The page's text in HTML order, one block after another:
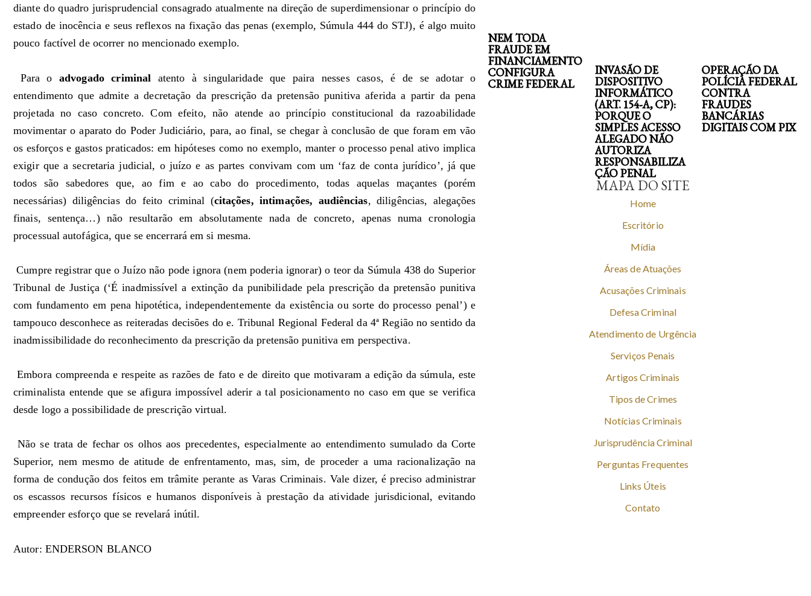
diante do quadro jurisprudencial consagrado atualmente na direção de superdimensionar o princípio do
estado de inocência e seus reflexos na fixação das penas (exemplo, Súmula 444 do STJ), é algo muito
pouco factível de ocorrer no mencionado exemplo.
Para oadvogado criminal atento à singularidade que paira nesses casos, é de se adotar o
entendimento que admite a decretação da prescrição da pretensão punitiva aferida a partir da pena
projetada no caso concreto. Com efeito, não atende ao princípio constitucional da razoabilidade
movimentar o aparato do Poder Judiciário, para, ao final, se chegar à conclusão de que foram em vão
os esforços e gastos praticados: em hipóteses como no exemplo, manter o processo penal ativo implica
exigir que a secretaria judicial, o juízo e as partes convivam com um ‘faz de conta jurídico’, já que
todos são sabedores que, ao fim e ao cabo do procedimento, todas aquelas maçantes (porém
necessárias) diligências do feito criminal (citações, intimações, audiências, diligências, alegações
finais, sentença…) não resultarão em absolutamente nada de concreto, apenas numa cronologia
processual autofágica, que se encerrará em si mesma.
Cumpre registrar que o Juízo não pode ignora (nem poderia ignorar) o teor da Súmula 438 do Superior
Tribunal de Justiça (‘É inadmissível a extinção da punibilidade pela prescrição da pretensão punitiva
com fundamento em pena hipotética, independentemente da existência ou sorte do processo penal’) e
tampouco desconhece as reiteradas decisões do e. Tribunal Regional Federal da 4ª Região no sentido da
inadmissibilidade do reconhecimento da prescrição da pretensão punitiva em perspectiva.
Embora compreenda e respeite as razões de fato e de direito que motivaram a edição da súmula, este
criminalista entende que se afigura impossível aderir a tal posicionamento no caso em que se verifica
desde logo a possibilidade de prescrição virtual.
Não se trata de fechar os olhos aos precedentes, especialmente ao entendimento sumulado da Corte
Superior, nem mesmo de atitude de enfrentamento, mas, sim, de proceder a uma racionalização na
forma de condução dos feitos em trâmite perante as Varas Criminais. Vale dizer, é preciso administrar
os escassos recursos físicos e humanos disponíveis à prestação da atividade jurisdicional, evitando
empreender esforço que se revelará inútil.
Autor: ENDERSON BLANCO
NEM TODA
FRAUDE EM
FINANCIAMENTO
CONFIGURA
CRIME FEDERAL
INVASÃO DE
DISPOSITIVO
INFORMÁTICO
(ART. 154-A, CP):
PORQUE O
SIMPLES ACESSO
ALEGADO NÃO
AUTORIZA
RESPONSABILIZA
ÇÃO PENAL
OPERAÇÃO DA
POLÍCIA FEDERAL
CONTRA
FRAUDES
BANCÁRIAS
DIGITAIS COM PIX
MAPA DO SITE
Home
Escritório
Mídia
Áreas de Atuações
Acusações Criminais
Defesa Criminal
Atendimento de Urgência
Serviços Penais
Artigos Criminais
Tipos de Crimes
Notícias Criminais
Jurisprudência Criminal
Perguntas Frequentes
Links Úteis
Contato